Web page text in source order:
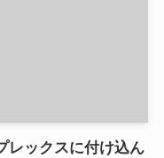
レックスに付け込ん